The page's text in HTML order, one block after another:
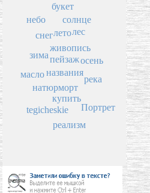
пейзаж
названия
живопись
лето
натюрморт
купить
солнце
лес
зима
осень
букет
масло река
снег
tegicheskie
реализм
небо
Портрет